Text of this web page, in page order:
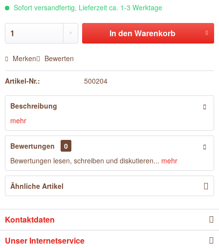
Sofort versandfertig, Lieferzeit ca. 1-3 Werktage
In den Warenkorb
Merken Bewerten
Artikel-Nr.: 500204
Beschreibung
mehr
Bewertungen
0
Bewertungen lesen, schreiben und diskutieren... mehr
Ähnliche Artikel
Kontaktdaten
Unser Internetservice